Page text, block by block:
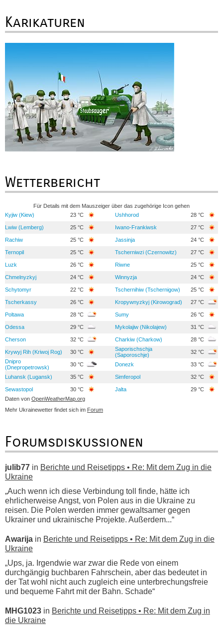
Karikaturen
Wetterbericht
Für Details mit dem Mauszeiger über das zugehörige Icon gehen
Kyjiw (Kiew)
23 °C Ushhorod 28 °C
Lwiw (Lemberg) 25 °C Iwano-Frankiwsk 27 °C
Rachiw 25 °C Jassinja 24 °C
Ternopil 25 °C Tscherniwzi (Czernowitz) 27 °C
Luzk 26 °C Riwne 25 °C
Chmelnyzkyj 24 °C Winnyzja 24 °C
Schytomyr 22 °C Tschernihiw (Tschernigow) 25 °C
Tscherkassy 26 °C Kropywnyzkyj (Kirowograd) 27 °C
Poltawa 28 °C Sumy 26 °C
Odessa 29 °C Mykolajiw (Nikolajew) 31 °C
Cherson 32 °C Charkiw (Charkow) 28 °C
Krywyj Rih (Kriwoj Rog) 30 °C
Saporischschja
(Saporoschje)
32 °C
Dnipro
(Dnepropetrowsk)
30 °C Donezk 33 °C
Luhansk (Lugansk) 35 °C Simferopol 32 °C
Sewastopol 30 °C Jalta
29 °C
Daten von OpenWeatherMap.org
Mehr Ukrainewetter findet sich im Forum
Forumsdiskussionen
julib77 in Berichte und Reisetipps • Re: Mit dem Zug in die
Ukraine
„Auch wenn ich diese Verbindung toll finde, hätte ich
ehrlicherweise Angst, von Polen aus in die Ukraine zu
reisen. Die Polen werden immer gewaltsamer gegen
Ukrainer und ukrainische Projekte. Außerdem...“
Awarija in Berichte und Reisetipps • Re: Mit dem Zug in die
Ukraine
„Ups, ja. Irgendwie war zwar die Rede von einem
durchgängig buchbaren Fahrschein, aber das bedeutet in
der Tat wohl nicht auch zugleich eine unterbrechungsfreie
und bequeme Fahrt mit der Bahn. Schade“
MHG1023 in Berichte und Reisetipps • Re: Mit dem Zug in
die Ukraine